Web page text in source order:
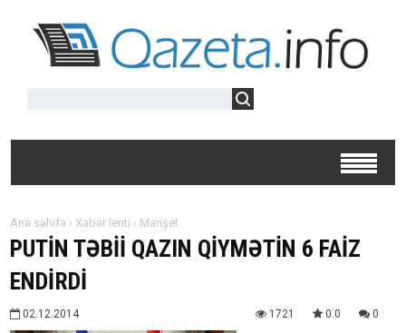
Ana səhifə › Xəbər lenti › Manşet
PUTİN TƏBİİ QAZIN QİYMƏTİN 6 FAİZ
ENDİRDİ
02.12.2014 1721 0.0 0